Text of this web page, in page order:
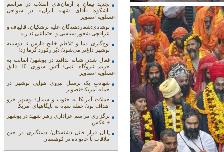
تجدید پیمان با آرمان‌های انقلاب در مراسم
باشکوه «آقای شهید ایران» در سواحل
عسلویه+تصویر
نوشادی:شعاردهندگان علیه پزشکیان، قالیباف و
عراقچی شعور سیاسی و اجتماعی ندارند
اوج‌گیری دما و تلاطم خلیج فارس تا دوشنبه
بوشهر داغ‌تر می‌شود/ دیّر رکورد گرما زد!
فعال شدن شبانه پدافند در بوشهر/ اصابت به
حریم نیروگاه اتمی/ آتش سوزی 10 قایق
عسلویه+نصاویر
شهادت یک پرسنل نیروی هوایی بوشهر در
حمله آمریکا+تصویر
حملات آمریکا به جنوب و شمال/ بوشهر جزو
اهداف بود/ حمله سپاه به پایگاههای آمریکا
برگزاری مراسم عزاداری رهبر شهید در بوشهر
+ عکس
پایان فرار قاتل دشتستان/ دستگیری در حین
ملاقات با خانواده در کوهستان